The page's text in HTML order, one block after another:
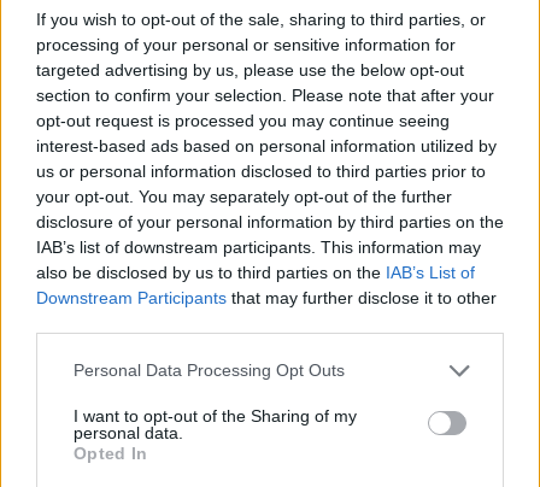
If you wish to opt-out of the sale, sharing to third parties, or
processing of your personal or sensitive information for
targeted advertising by us, please use the below opt-out
section to confirm your selection. Please note that after your
opt-out request is processed you may continue seeing
interest-based ads based on personal information utilized by
us or personal information disclosed to third parties prior to
your opt-out. You may separately opt-out of the further
disclosure of your personal information by third parties on the
IAB’s list of downstream participants. This information may
also be disclosed by us to third parties on the IAB’s List of
Downstream Participants that may further disclose it to other
Personal Data Processing Opt Outs
I want to opt-out of the Sharing of my
personal data.
Opted In